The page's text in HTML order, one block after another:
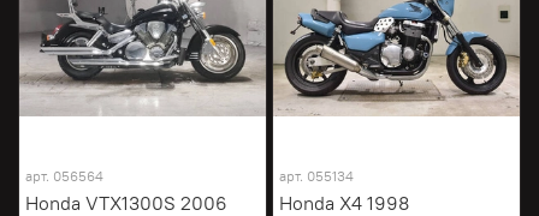
арт. 056564
Honda VTX1300S 2006
арт. 055134
Honda X4 1998